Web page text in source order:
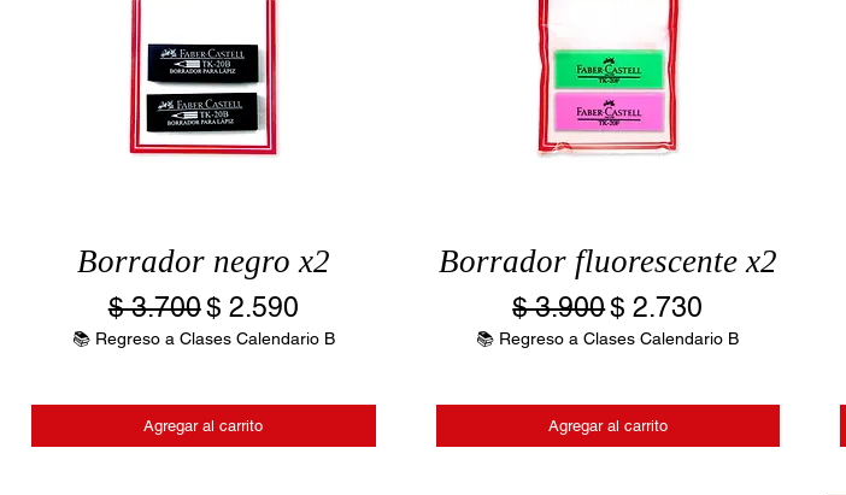
Borrador negro x2
Precio
$ 3.700Precio de oferta
$ 2.590
📚 Regreso a Clases Calendario B
Agregar al carrito
Borrador fluorescente x2
Precio
$ 3.900Precio de oferta
$ 2.730
📚 Regreso a Clases Calendario B
Agregar al carrito